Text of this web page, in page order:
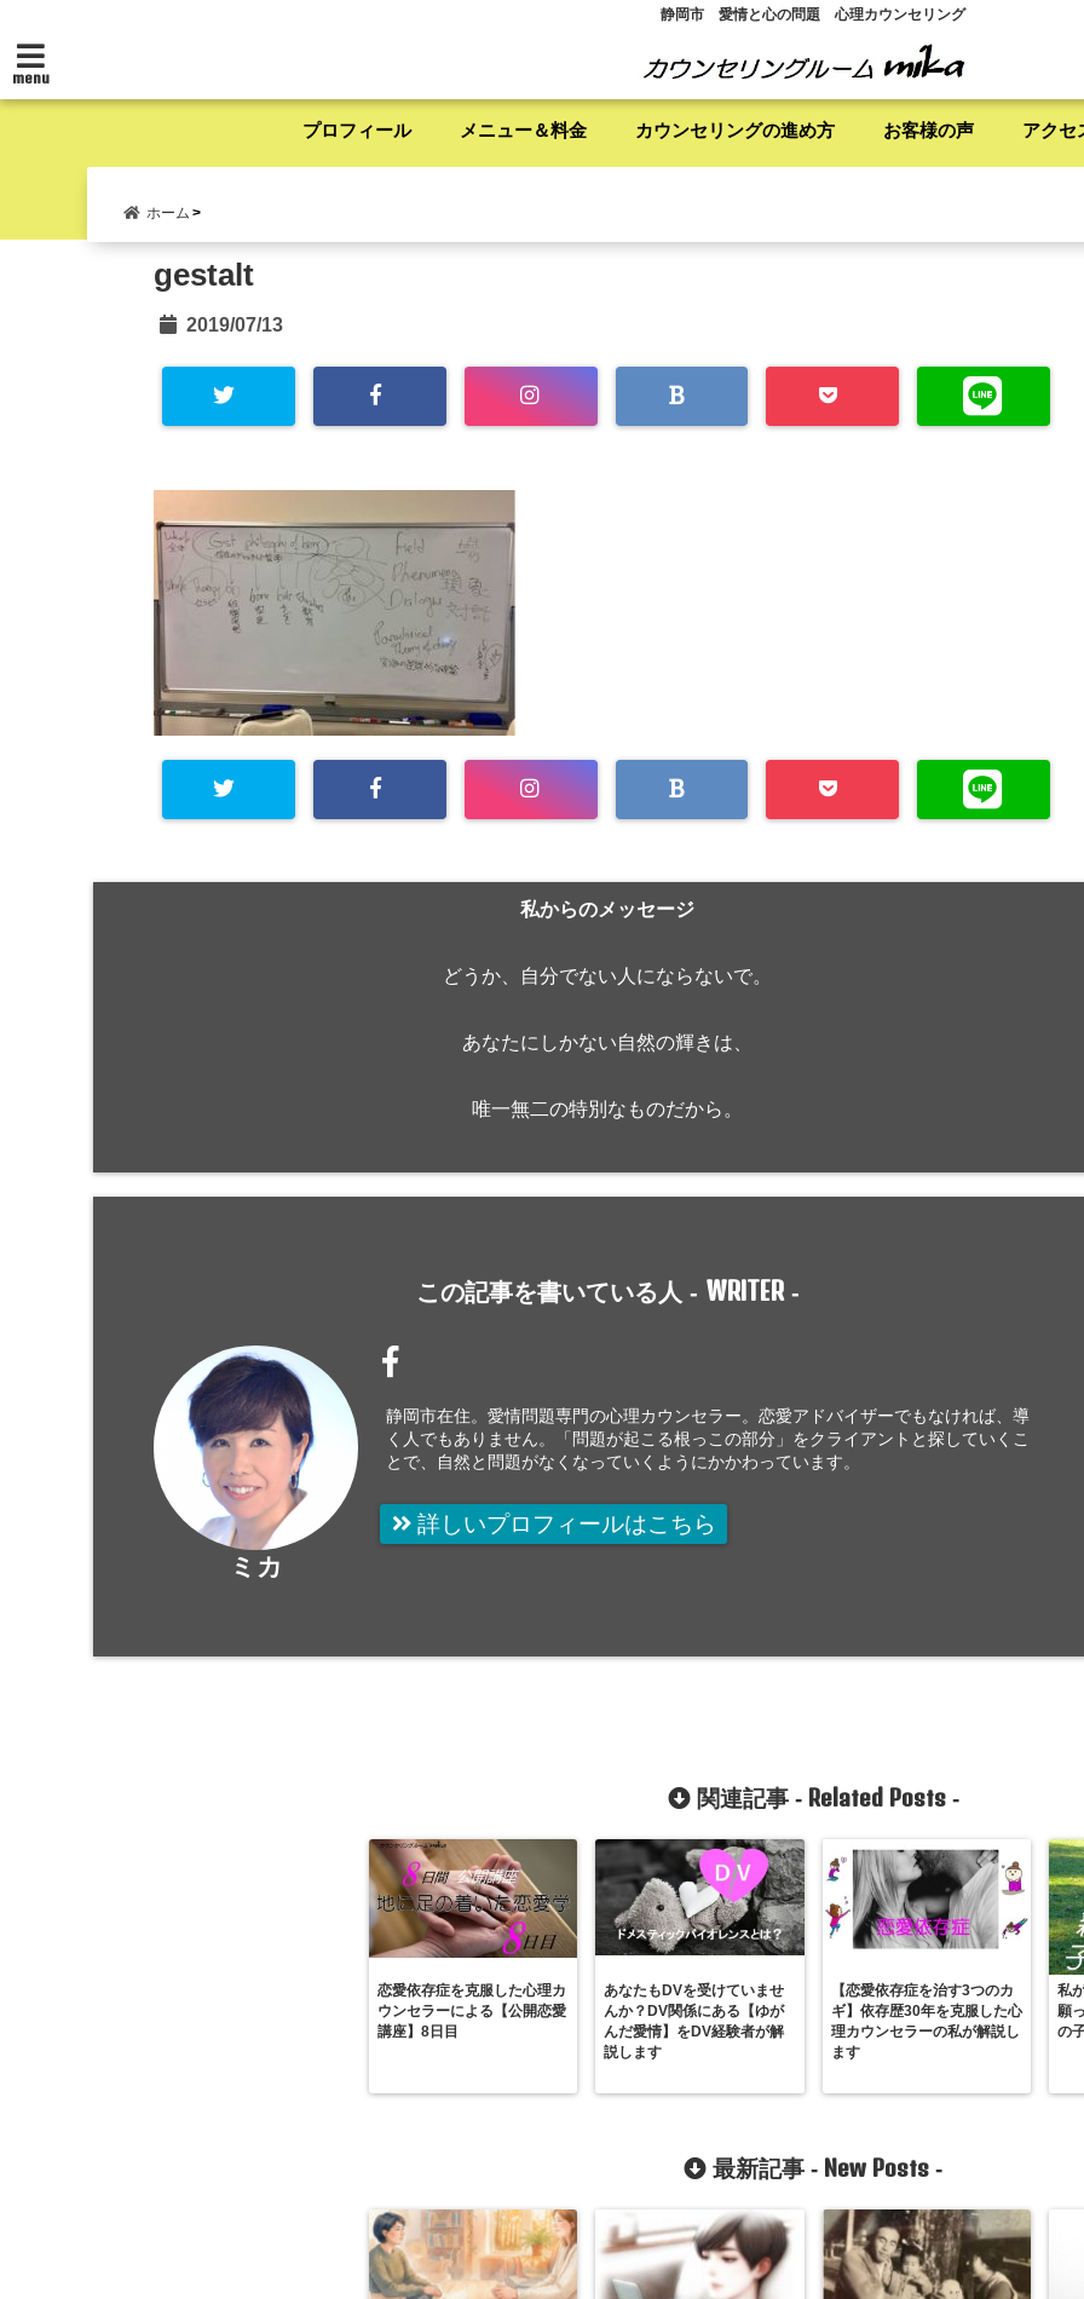
静岡市 愛情と心の問題 心理カウンセリング
menu
プロフィール メニュー＆料金 カウンセリングの進め方 お客様の声 アクセ
ホーム
gestalt
2019/07/13
私からのメッセージ
どうか、自分でない人にならないで。
あなたにしかない自然の輝きは、
唯一無二の特別なものだから。
この記事を書いている人 - WRITER-
ミカ
静岡市在住。愛情問題専門の心理カウンセラー。恋愛アドバイザーでもなければ、導
く人でもありません。「問題が起こる根っこの部分」をクライアントと探していくこ
とで、自然と問題がなくなっていくようにかかわっています。
詳しいプロフィールはこちら
関連記事 - Related Posts-
恋愛依存症を克服した心理カ
ウンセラーによる【公開恋愛
講座】8日目
あなたもDVを受けていませ
んか？DV関係にある【ゆが
んだ愛情】をDV経験者が解
説します
【恋愛依存症を治す3つのカ
ギ】依存歴30年を克服した心
理カウンセラーの私が解説し
ます
私
願
の
最新記事 - New Posts -